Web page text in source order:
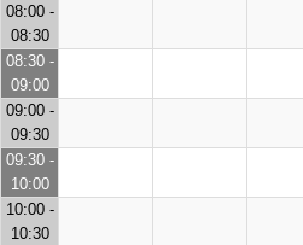
08:00 -
08:30
08:30 -
09:00
09:00 -
09:30
09:30 -
10:00
10:00 -
10:30